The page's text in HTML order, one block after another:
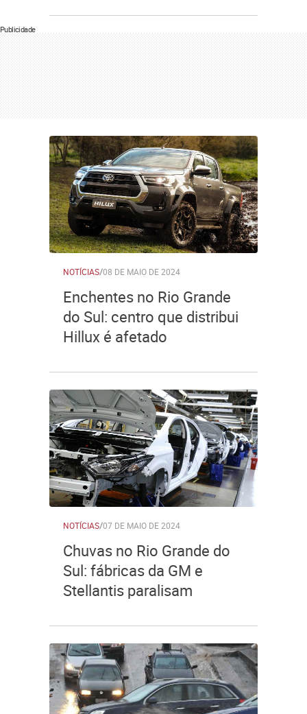
Publicidade
NOTÍCIAS/08 DE MAIO DE 2024
Enchentes no Rio Grande
do Sul: centro que distribui
Hillux é afetado
NOTÍCIAS/07 DE MAIO DE 2024
Chuvas no Rio Grande do
Sul: fábricas da GM e
Stellantis paralisam